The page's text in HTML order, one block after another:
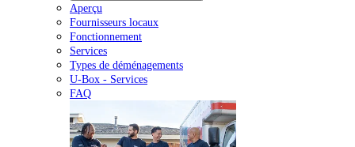
Aperçu
Fournisseurs locaux
Fonctionnement
Services
Types de déménagements
U-Box - Services
FAQ